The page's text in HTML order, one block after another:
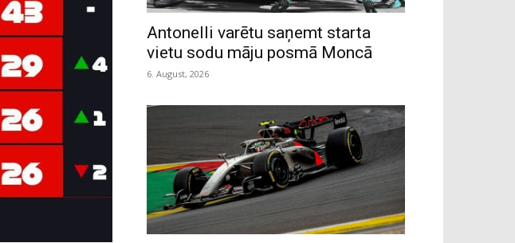
Antonelli varētu saņemt starta
vietu sodu māju posmā Moncā
6. August, 2026